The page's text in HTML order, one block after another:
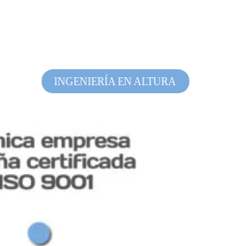
INGENIERÍA EN ALTURA